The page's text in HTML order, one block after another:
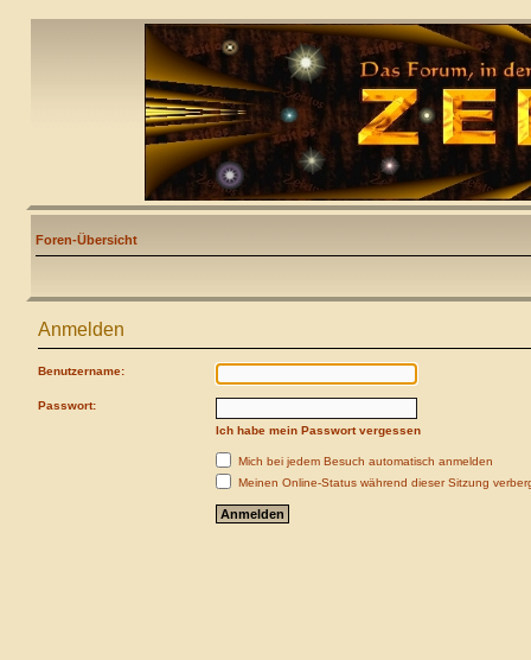
Foren-Übersicht
Anmelden
Benutzername:
Passwort:
Ich habe mein Passwort vergessen
Mich bei jedem Besuch automatisch anmelden
Meinen Online-Status während dieser Sitzung